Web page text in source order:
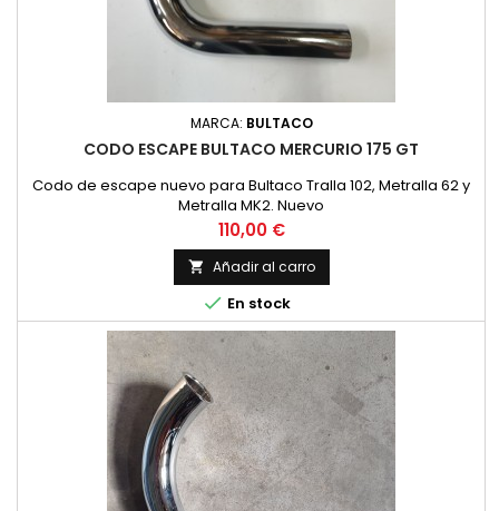
MARCA: BULTACO
CODO ESCAPE BULTACO MERCURIO 175 GT
Codo de escape nuevo para Bultaco Tralla 102, Metralla 62 y
Metralla MK2. Nuevo
Precio
110,00 €
 Añadir al carro
 En stock